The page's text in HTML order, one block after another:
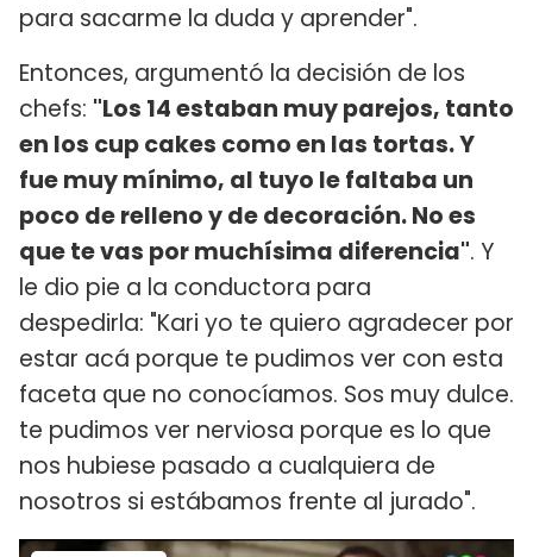
para sacarme la duda y aprender".
Entonces, argumentó la decisión de los
chefs: "Los 14 estaban muy parejos, tanto
en los cup cakes como en las tortas. Y
fue muy mínimo, al tuyo le faltaba un
poco de relleno y de decoración. No es
que te vas por muchísima diferencia". Y
le dio pie a la conductora para
despedirla: "Kari yo te quiero agradecer por
estar acá porque te pudimos ver con esta
faceta que no conocíamos. Sos muy dulce.
te pudimos ver nerviosa porque es lo que
nos hubiese pasado a cualquiera de
nosotros si estábamos frente al jurado".